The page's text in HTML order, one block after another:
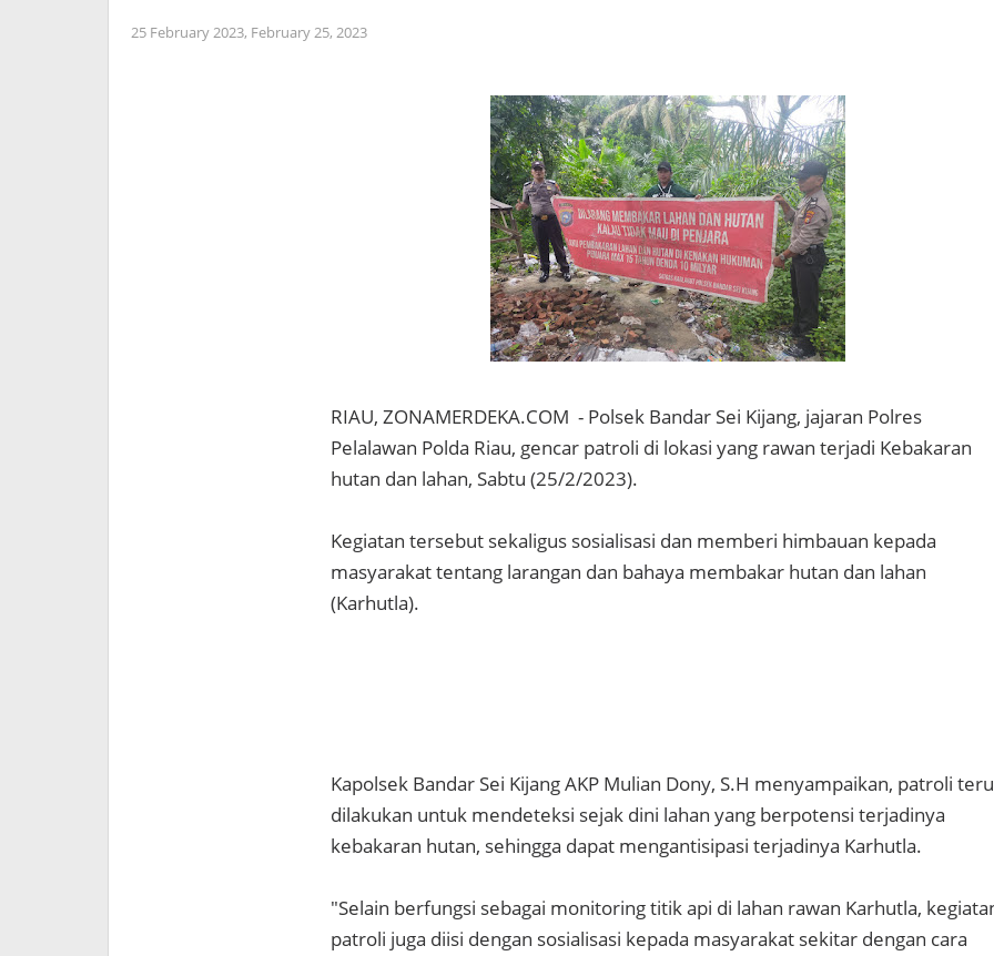
25 February 2023, February 25, 2023
RIAU, ZONAMERDEKA.COM - Polsek Bandar Sei Kijang, jajaran Polres
Pelalawan Polda Riau, gencar patroli di lokasi yang rawan terjadi Kebakaran
hutan dan lahan, Sabtu (25/2/2023).
Kegiatan tersebut sekaligus sosialisasi dan memberi himbauan kepada
masyarakat tentang larangan dan bahaya membakar hutan dan lahan
(Karhutla).
Kapolsek Bandar Sei Kijang AKP Mulian Dony, S.H menyampaikan, patroli
dilakukan untuk mendeteksi sejak dini lahan yang berpotensi terjadinya
kebakaran hutan, sehingga dapat mengantisipasi terjadinya Karhutla.
"Selain berfungsi sebagai monitoring titik api di lahan rawan Karhutla,
patroli juga diisi dengan sosialisasi kepada masyarakat sekitar dengan cara